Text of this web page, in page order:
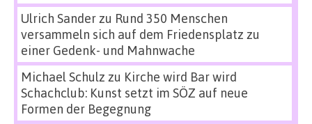
Ulrich Sanderzu Rund 350 Menschen
versammeln sich auf dem Friedensplatz zu
einer Gedenk- und Mahnwache
Michael Schulz zu Kirche wird Bar wird
Schachclub: Kunst setzt im SÖZ auf neue
Formen der Begegnung